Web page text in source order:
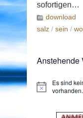
sofortigen…
download
salz / sein /
Anstehende
Hinweis
Es sind
vorhanden.